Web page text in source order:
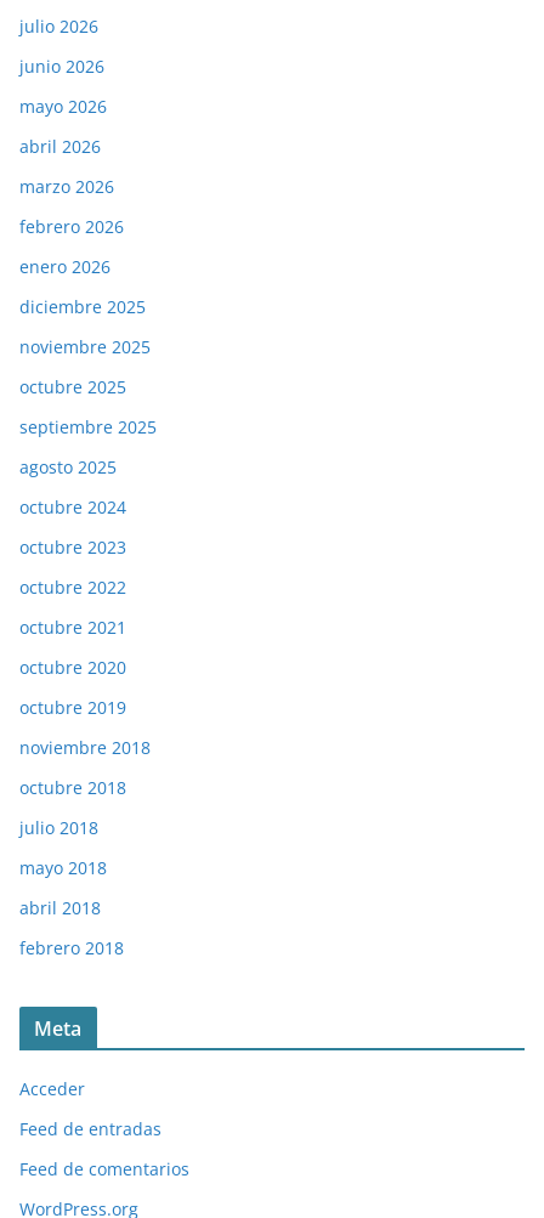
julio 2026
junio 2026
mayo 2026
abril 2026
marzo 2026
febrero 2026
enero 2026
diciembre 2025
noviembre 2025
octubre 2025
septiembre 2025
agosto 2025
octubre 2024
octubre 2023
octubre 2022
octubre 2021
octubre 2020
octubre 2019
noviembre 2018
octubre 2018
julio 2018
mayo 2018
abril 2018
febrero 2018
Meta
Acceder
Feed de entradas
Feed de comentarios
WordPress.org